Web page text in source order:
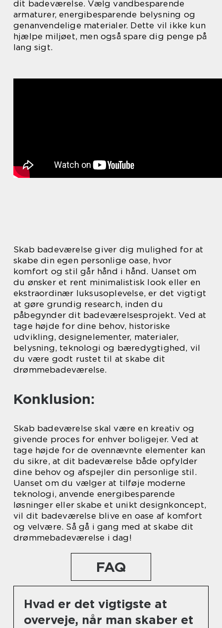
dit badeværelse. Vælg vandbesparende
armaturer, energibesparende belysning og
genanvendelige materialer. Dette vil ikke kun
hjælpe miljøet, men også spare dig penge på
lang sigt.
Skab badeværelse giver dig mulighed for at
skabe din egen personlige oase, hvor
komfort og stil går hånd i hånd. Uanset om
du ønsker et rent minimalistisk look eller en
ekstraordinær luksusoplevelse, er det vigtigt
at gøre grundig research, inden du
påbegynder dit badeværelsesprojekt. Ved at
tage højde for dine behov, historiske
udvikling, designelementer, materialer,
belysning, teknologi og bæredygtighed, vil
du være godt rustet til at skabe dit
drømmebadeværelse.
Konklusion:
Skab badeværelse skal være en kreativ og
givende proces for enhver boligejer. Ved at
tage højde for de ovennævnte elementer kan
du sikre, at dit badeværelse både opfylder
dine behov og afspejler din personlige stil.
Uanset om du vælger at tilføje moderne
teknologi, anvende energibesparende
løsninger eller skabe et unikt designkoncept,
vil dit badeværelse blive en oase af komfort
og velvære. Så gå i gang med at skabe dit
drømmebadeværelse i dag!
FAQ
Hvad er det vigtigste at
overveje, når man skaber et